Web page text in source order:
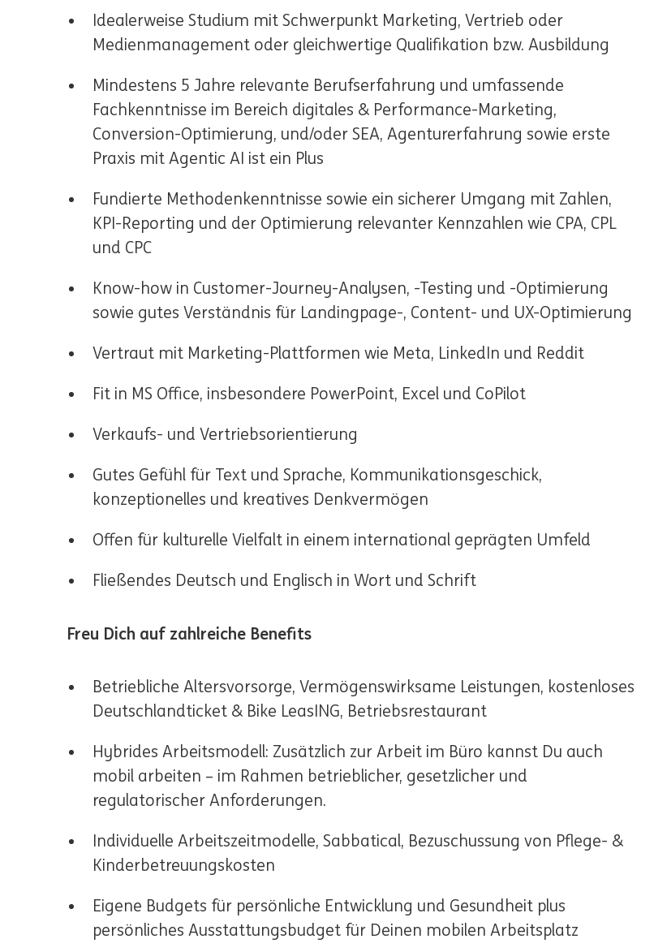
Idealerweise Studium mit Schwerpunkt Marketing, Vertrieb oder
Medienmanagement oder gleichwertige Qualifikation bzw. Ausbildung
Mindestens 5 Jahre relevante Berufserfahrung und umfassende
Fachkenntnisse im Bereich digitales & Performance-Marketing,
Conversion-Optimierung, und/oder SEA, Agenturerfahrung sowie erste
Praxis mit Agentic AI ist ein Plus
Fundierte Methodenkenntnisse sowie ein sicherer Umgang mit Zahlen,
KPI-Reporting und der Optimierung relevanter Kennzahlen wie CPA, CPL
und CPC
Know-how in Customer-Journey-Analysen, -Testing und -Optimierung
sowie gutes Verständnis für Landingpage-, Content- und UX-Optimierung
Vertraut mit Marketing-Plattformen wie Meta, LinkedIn und Reddit
Fit in MS Office, insbesondere PowerPoint, Excel und CoPilot
Verkaufs- und Vertriebsorientierung
Gutes Gefühl für Text und Sprache, Kommunikationsgeschick,
konzeptionelles und kreatives Denkvermögen
Offen für kulturelle Vielfalt in einem international geprägten Umfeld
Fließendes Deutsch und Englisch in Wort und Schrift
Freu Dich auf zahlreiche Benefits
Betriebliche Altersvorsorge, Vermögenswirksame Leistungen, kostenloses
Deutschlandticket & Bike LeasING, Betriebsrestaurant
Hybrides Arbeitsmodell: Zusätzlich zur Arbeit im Büro kannst Du auch
mobil arbeiten – im Rahmen betrieblicher, gesetzlicher und
regulatorischer Anforderungen.
Individuelle Arbeitszeitmodelle, Sabbatical, Bezuschussung von Pflege- &
Kinderbetreuungskosten
Eigene Budgets für persönliche Entwicklung und Gesundheit plus
persönliches Ausstattungsbudget für Deinen mobilen Arbeitsplatz